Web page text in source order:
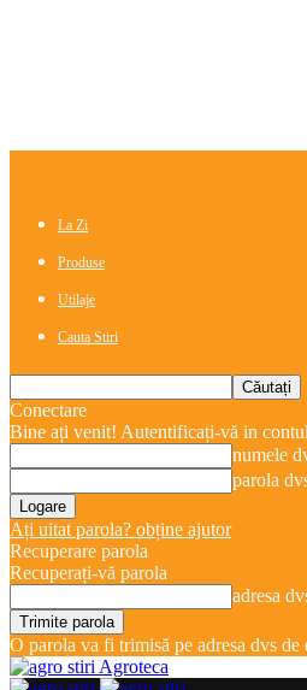
La Zi
Produse
Utilaje
Cauta Stiri
Conectare
Bine ați venit! Autentificați-vă in
numele
parola
Ați uitat parola? obține ajutor
Recuperare parola
Recuperați-vă parola
adresa
O parola va fi trimisă pe adresa dvs de
Agroteca